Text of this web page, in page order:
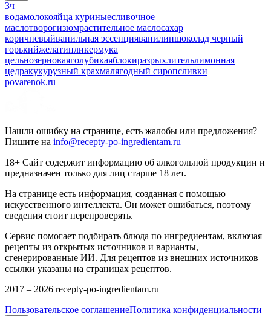
3ч
водамолокояйца куриныесливочное
маслотворогизюмрастительное маслосахар
коричневыйванильная эссенцияванилиншоколад черный
горькийжелатинликермука
цельнозерноваяголубикаяблокиразрыхлительлимонная
цедракукурузный крахмалягодный сиропсливки
povarenok.ru
Нашли ошибку на странице, есть жалобы или предложения?
Пишите на info@recepty-po-ingredientam.ru
18+ Сайт содержит информацию об алкогольной продукции и
предназначен только для лиц старше 18 лет.
На странице есть информация, созданная с помощью
искусственного интеллекта. Он может ошибаться, поэтому
сведения стоит перепроверять.
Сервис помогает подбирать блюда по ингредиентам, включая
рецепты из открытых источников и варианты,
сгенерированные ИИ. Для рецептов из внешних источников
ссылки указаны на страницах рецептов.
2017 – 2026 recepty-po-ingredientam.ru
Пользовательское соглашениеПолитика конфиденциальности